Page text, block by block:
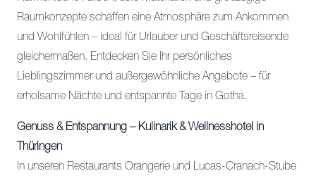
Raumkonzepte schaffen eine Atmosphäre zum Ankommen
und Wohlfühlen – ideal für Urlauber und Geschäftsreisende
gleichermaßen. Entdecken Sie Ihr persönliches
Lieblingszimmer und außergewöhnliche Angebote – für
erholsame Nächte und entspannte Tage in Gotha.
Genuss & Entspannung – Kulinarik & Wellnesshotel in
Thüringen
In unseren Restaurants Orangerie und Lucas-Cranach-Stube